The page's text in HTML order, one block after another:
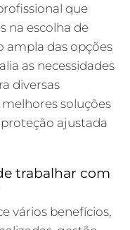
que
na escolha de
ampla das opções
as necessidades
diversas
soluções
ajustada
trabalhar com
vários benefícios,